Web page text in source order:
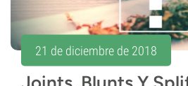
21 de diciembre de 2018